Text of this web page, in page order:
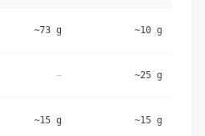
~73 g ~10 g
— ~25 g
~15 g ~15 g